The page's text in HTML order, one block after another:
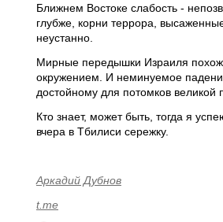
Ближнем Востоке слабость -
глубже, корни террора,
неустанно.
Мирные передышки Израиля
окружением. И неминуемое
достойному для потомков великой
Кто знает, может быть, тогда я
вчера в Тбилиси сережку.
Аркадий Дубнов
t.me